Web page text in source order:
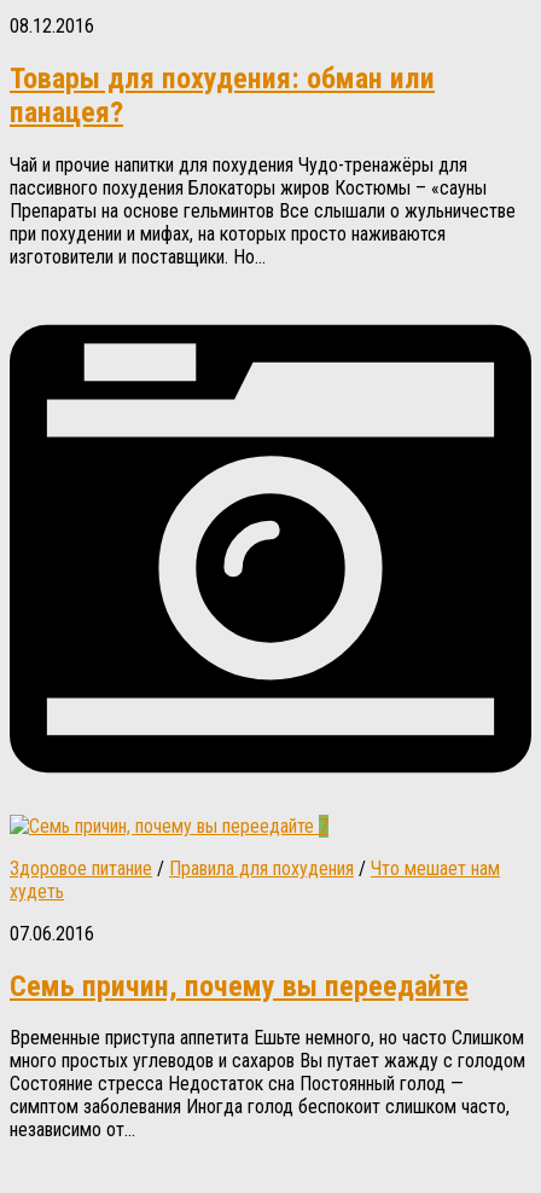
08.12.2016
Товары для похудения: обман или
панацея?
Чай и прочие напитки для похудения Чудо-тренажёры для
пассивного похудения Блокаторы жиров Костюмы – «сауны
Препараты на основе гельминтов Все слышали о жульничестве
при похудении и мифах, на которых просто наживаются
изготовители и поставщики. Но...
7
Здоровое питание / Правила для похудения / Что мешает нам
худеть
07.06.2016
Семь причин, почему вы переедайте
Временные приступа аппетита Ешьте немного, но часто Слишком
много простых углеводов и сахаров Вы путает жажду с голодом
Состояние стресса Недостаток сна Постоянный голод —
симптом заболевания Иногда голод беспокоит слишком часто,
независимо от...